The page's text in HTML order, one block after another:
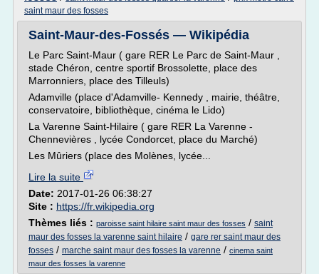
saint maur des fosses
Saint-Maur-des-Fossés — Wikipédia
Le Parc Saint-Maur ( gare RER Le Parc de Saint-Maur ,
stade Chéron, centre sportif Brossolette, place des
Marronniers, place des Tilleuls)
Adamville (place d'Adamville- Kennedy , mairie, théâtre,
conservatoire, bibliothèque, cinéma le Lido)
La Varenne Saint-Hilaire ( gare RER La Varenne -
Chennevières , lycée Condorcet, place du Marché)
Les Mûriers (place des Molènes, lycée...
Lire la suite
Date: 2017-01-26 06:38:27
Site : https://fr.wikipedia.org
Thèmes liés : paroisse saint hilaire saint maur des fosses / saint
maur des fosses la varenne saint hilaire / gare rer saint maur des
fosses / marche saint maur des fosses la varenne / cinema saint
maur des fosses la varenne